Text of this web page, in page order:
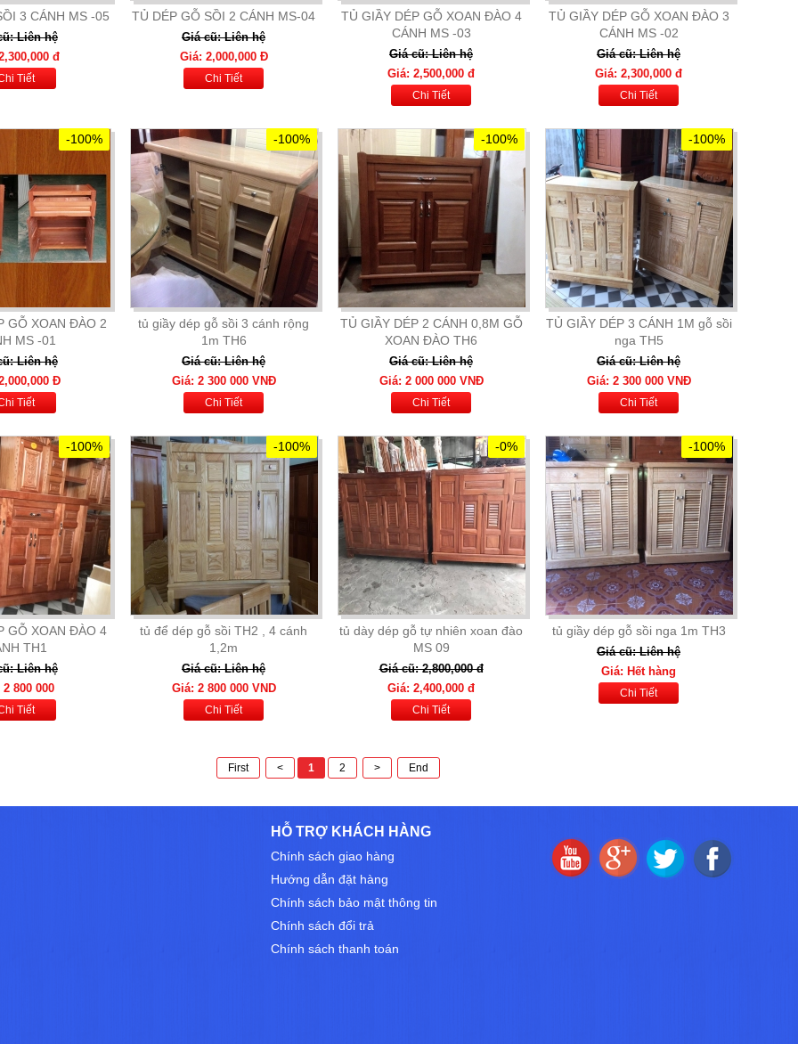
3 CÁNH MS -05
Liên hệ
đ
Tiết
TỦ DÉP GỖ SỒI 2 CÁNH MS-04
Giá cũ: Liên hệ
Giá: 2,000,000 Đ
Chi Tiết
TỦ GIẦY DÉP GỖ XOAN ĐÀO 4
CÁNH MS -03
Giá cũ: Liên hệ
Giá: 2,500,000 đ
Chi Tiết
TỦ GIẦY DÉP GỖ XOAN ĐÀO 3
CÁNH MS -02
Giá cũ: Liên hệ
Giá: 2,300,000 đ
Chi Tiết
-100%
GỖ XOAN ĐÀO 2
MS -01
Liên hệ
Đ
Tiết
-100%
tủ giầy dép gỗ sồi 3 cánh rộng
1m TH6
Giá cũ: Liên hệ
Giá: 2 300 000 VNĐ
Chi Tiết
-100%
TỦ GIẦY DÉP 2 CÁNH 0,8M GỖ
XOAN ĐÀO TH6
Giá cũ: Liên hệ
Giá: 2 000 000 VNĐ
Chi Tiết
-100%
TỦ GIẦY DÉP 3 CÁNH 1M gỗ sồi
nga TH5
Giá cũ: Liên hệ
Giá: 2 300 000 VNĐ
Chi Tiết
-100%
GỖ XOAN ĐÀO 4
TH1
Liên hệ
800 000
Tiết
-100%
tủ để dép gỗ sồi TH2 , 4 cánh
1,2m
Giá cũ: Liên hệ
Giá: 2 800 000 VND
Chi Tiết
-0%
tủ dày dép gỗ tự nhiên xoan đào
MS 09
Giá cũ: 2,800,000 đ
Giá: 2,400,000 đ
Chi Tiết
-100%
tủ giầy dép gỗ sồi nga 1m TH3
Giá cũ: Liên hệ
Giá: Hết hàng
Chi Tiết
First < 1 2 > End
HỖ TRỢ KHÁCH HÀNG
Chính sách giao hàng
Hướng dẫn đặt hàng
Chính sách bảo mật thông tin
Chính sách đổi trả
Chính sách thanh toán